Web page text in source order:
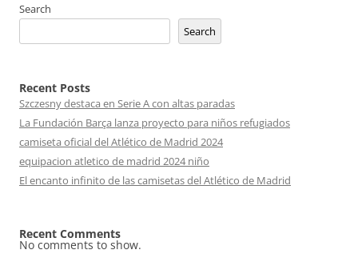
Search
Search
Recent Posts
Szczesny destaca en Serie A con altas paradas
La Fundación Barça lanza proyecto para niños refugiados
camiseta oficial del Atlético de Madrid 2024
equipacion atletico de madrid 2024 niño
El encanto infinito de las camisetas del Atlético de Madrid
Recent Comments
No comments to show.